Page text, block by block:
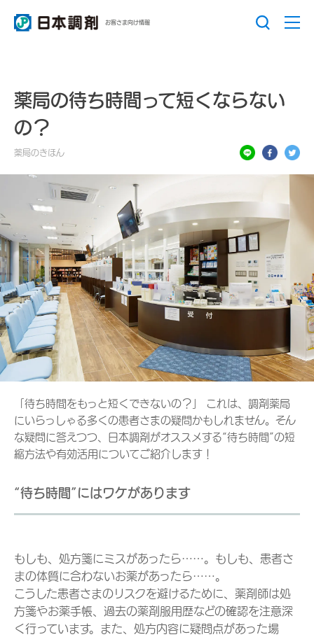
お客さま向け情報
薬局の待ち時間って短くならない
の？
薬局のきほん
「待ち時間をもっと短くできないの？」 これは、調剤薬局
にいらっしゃる多くの患者さまの疑問かもしれません。そん
な疑問に答えつつ、日本調剤がオススメする“待ち時間”の短
縮方法や有効活用についてご紹介します！
“待ち時間”にはワケがあります
もしも、処方箋にミスがあったら……。もしも、患者さ
まの体質に合わないお薬があったら……。
こうした患者さまのリスクを避けるために、薬剤師は処
方箋やお薬手帳、過去の薬剤服用歴などの確認を注意深
く行っています。また、処方内容に疑問点があった場